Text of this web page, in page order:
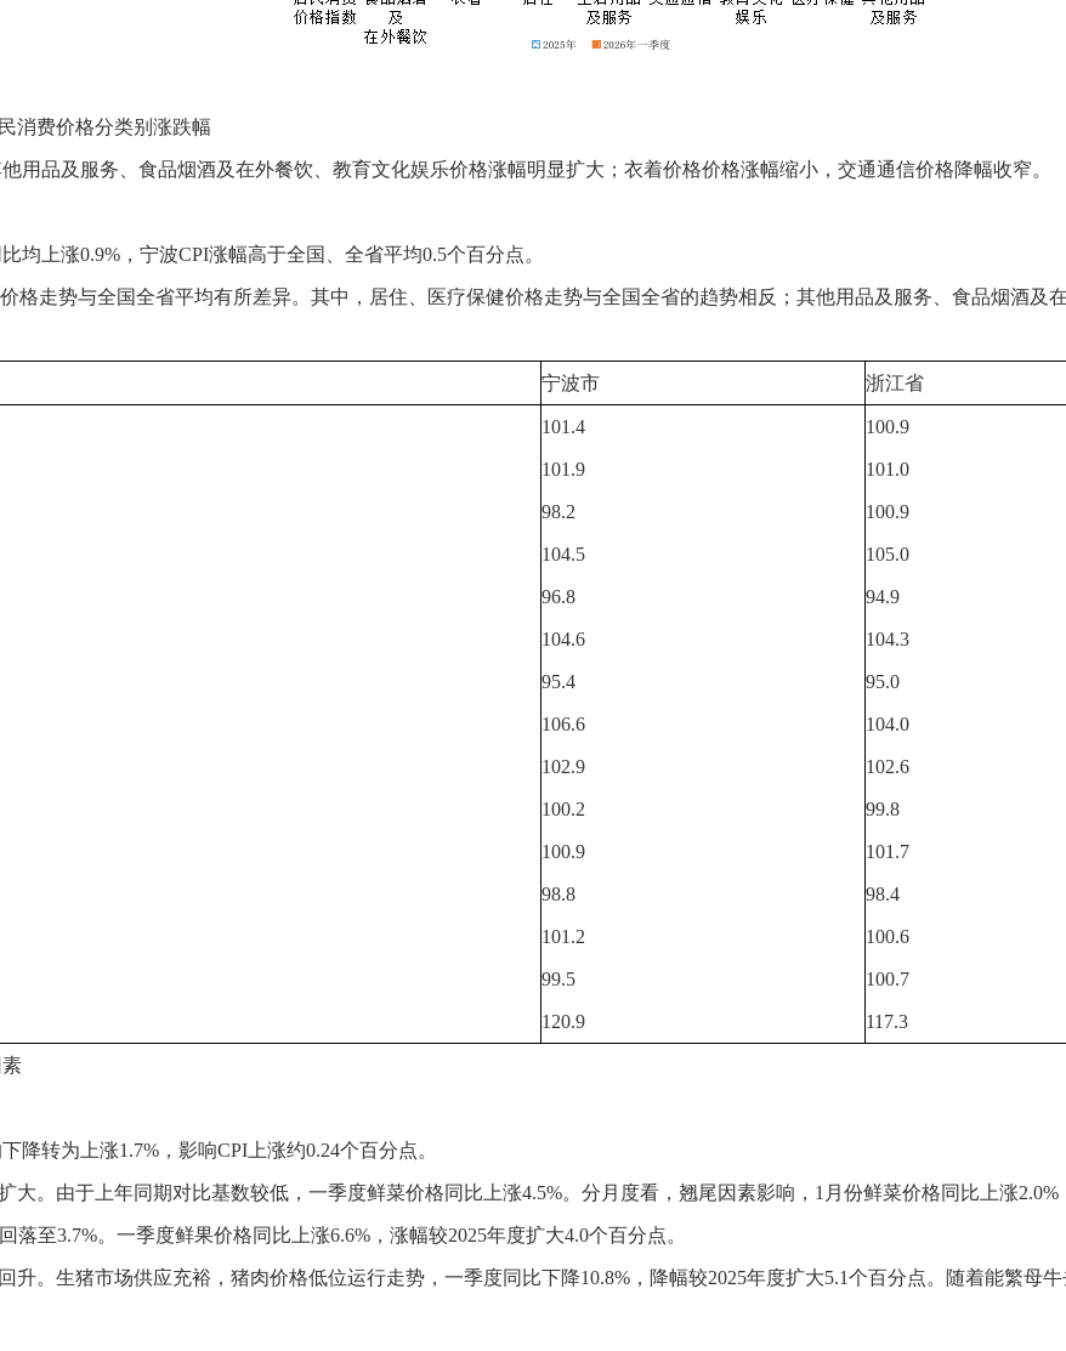
消费价格分类别涨跌幅
用品及服务、食品烟酒及在外餐饮、教育文化娱乐价格涨幅明显扩大；衣着价格价格涨幅缩小，交通通信价格降幅收窄。
均上涨0.9%，宁波CPI涨幅高于全国、全省平均0.5个百分点。
格走势与全国全省平均有所差异。其中，居住、医疗保健价格走势与全国全省的趋势相反；其他用品及服务、食品烟酒及
宁波市 浙江省
101.4 100.9
101.9 101.0
98.2 100.9
104.5 105.0
96.8 94.9
104.6 104.3
95.4 95.0
106.6 104.0
102.9 102.6
100.2 99.8
100.9 101.7
98.8 98.4
101.2 100.6
99.5 100.7
120.9 117.3
降转为上涨1.7%，影响CPI上涨约0.24个百分点。
大。 由于上年同期对比基数较低，一季度鲜菜价格同比上涨4.5%。分月度看，翘尾因素影响，1月份鲜菜价格同比上涨
至3.7%。一季度鲜果价格同比上涨6.6%，涨幅较2025年度扩大4.0个百分点。
升。 生猪市场供应充裕，猪肉价格低位运行走势，一季度同比下降10.8%，降幅较2025年度扩大5.1个百分点。随着能繁母